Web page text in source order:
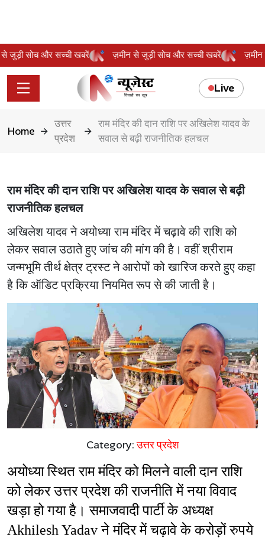
से जुड़ी सोच और सच्ची खबरें ज़मीन से जुड़ी सोच और सच्ची खबरें
Live
Home
उत्तर
प्रदेश
राम मंदिर की दान राशि पर अखिलेश यादव के
सवाल से बढ़ी राजनीतिक हलचल
राम मंदिर की दान राशि पर अखिलेश यादव के सवाल से बढ़ी
राजनीतिक हलचल
अखिलेश यादव ने अयोध्या राम मंदिर में चढ़ावे की राशि को
लेकर सवाल उठाते हुए जांच की मांग की है। वहीं श्रीराम
जन्मभूमि तीर्थ क्षेत्र ट्रस्ट ने आरोपों को खारिज करते हुए कहा
है कि ऑडिट प्रक्रिया नियमित रूप से की जाती है।
Category:उत्तर प्रदेश
अयोध्या स्थित राम मंदिर को मिलने वाली दान राशि
को लेकर उत्तर प्रदेश की राजनीति में नया विवाद
खड़ा हो गया है। समाजवादी पार्टी के अध्यक्ष
Akhilesh Yadav ने मंदिर में चढ़ावे के करोड़ों रुपये